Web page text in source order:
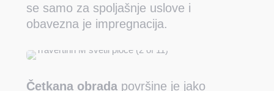
se samo za spoljašnje uslove i
obavezna je impregnacija.
Četkana obrada površine je jako